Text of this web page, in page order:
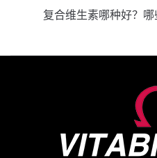
复合维生素哪种好？哪